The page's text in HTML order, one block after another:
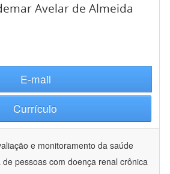
Avelar de Almeida
E-mail
Currículo
e monitoramento da saúde
pessoas com doença renal crônica